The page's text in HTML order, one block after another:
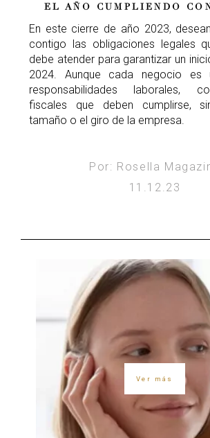
EL AÑO CUMPLIENDO
En este cierre de año 2023,
contigo las obligaciones legales
debe atender para garantizar un
2024. Aunque cada negocio es
responsabilidades laborales,
fiscales que deben cumplirse,
tamaño o el giro de la empresa.
Por: Rosella
11.12.23
Ver más